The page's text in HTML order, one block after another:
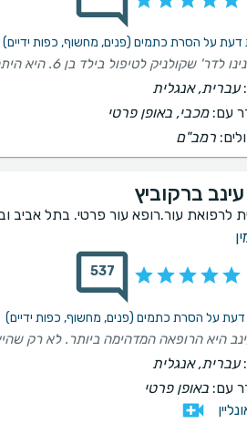
עברית, אנגלית
עם:מכבי, באופן פרטי
רמב"ם
ברקוביץ
לרפואת עור.רופא עור פרטי. בתל אביב
537
עברית, אנגלית
עם: באופן פרטי